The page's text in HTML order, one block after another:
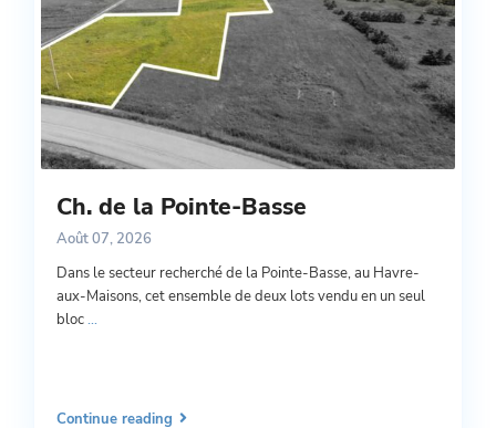
Ch. de la Pointe-Basse
Août 07, 2026
Dans le secteur recherché de la Pointe-Basse, au Havre-
aux-Maisons, cet ensemble de deux lots vendu en un seul
bloc...
Continue reading